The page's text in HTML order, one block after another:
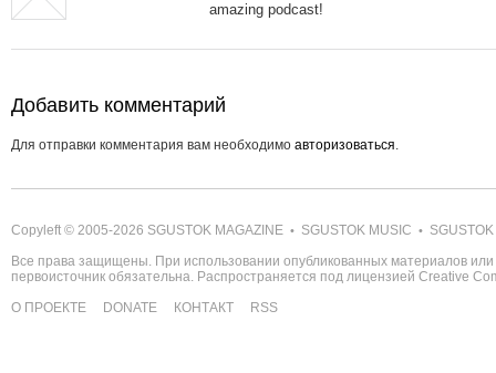
amazing podcast!
Добавить комментарий
Для отправки комментария вам необходимо авторизоваться.
Copyleft © 2005-2026 SGUSTOK MAGAZINE • SGUSTOK MUSIC •
Все права защищены. При использовании опубликованных материалов
первоисточник обязательна. Распространяется под лицензией Creative
О ПРОЕКТЕ
DONATE КОНТАКТ RSS